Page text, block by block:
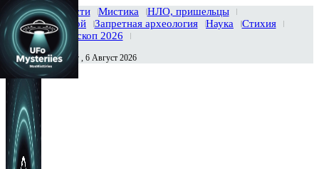
Главная Новости Мистика
НЛО, пришельцы
Тайны вселенной
Запретная археология Наука
Стихия
История
Гороскоп 2026
Сегодня Четверг , 6 Август 2026